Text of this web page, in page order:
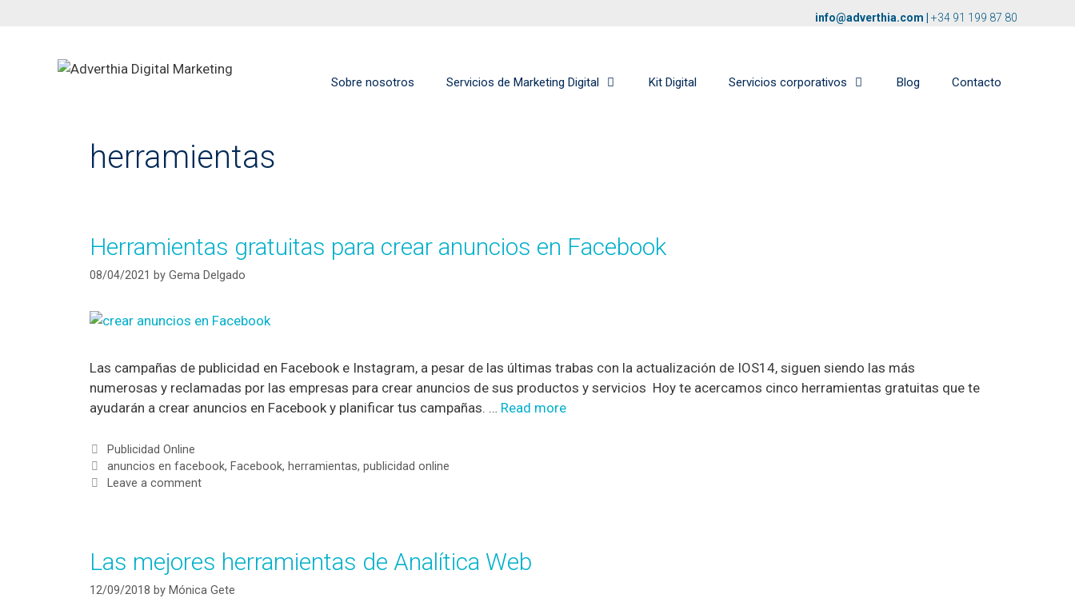
info@adverthia.com +34 91 199 87 80
Sobre nosotros Servicios de Marketing Digital Kit Digital Servicios corporativos Blog Contacto
herramientas
Herramientas gratuitas para crear anuncios en Facebook
08/04/2021 by Gema Delgado
Las campañas de publicidad en Facebook e Instagram, a pesar de las últimas trabas con la actualización de IOS14, siguen siendo las más
numerosas y reclamadas por las empresas para crear anuncios de sus productos y servicios Hoy te acercamos cinco herramientas gratuitas que te
ayudarán a crear anuncios en Facebook y planificar tus campañas. … Read more
Publicidad Online
anuncios en facebook, Facebook, herramientas, publicidad online
Leave a comment
Las mejores herramientas de Analítica Web
12/09/2018 by Mónica Gete